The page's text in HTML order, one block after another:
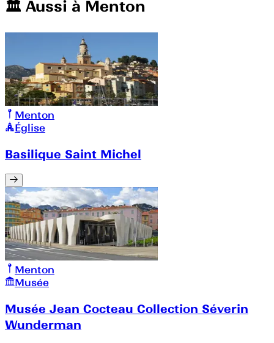
🏛️️ Aussi à Menton
Menton
Église
Basilique Saint Michel
Menton
Musée
Musée Jean Cocteau Collection Séverin
Wunderman